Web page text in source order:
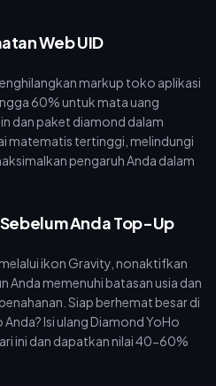
Web UID
markup toko aplikasi
60% untuk mata uang
dan paket diamond dalam
matematis tertinggi, melindungi
pengaruh Anda dalam
Anda Top-Up
ikon Gravity, nonaktifkan
Anda memenuhi batasan usia dan
Siap berhemat besar di
Isi ulang Diamond YoHo
ini dan dapatkan nilai 40-60%